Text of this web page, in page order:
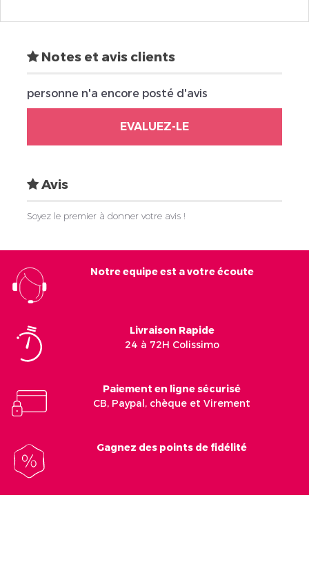
Notes et avis clients
personne n'a encore posté d'avis
EVALUEZ-LE
Avis
Soyez le premier à donner votre avis !
Notre equipe est a votre écoute
Livraison Rapide
24 à 72H Colissimo
Paiement en ligne sécurisé
CB, Paypal, chèque et Virement
Gagnez des points de fidélité